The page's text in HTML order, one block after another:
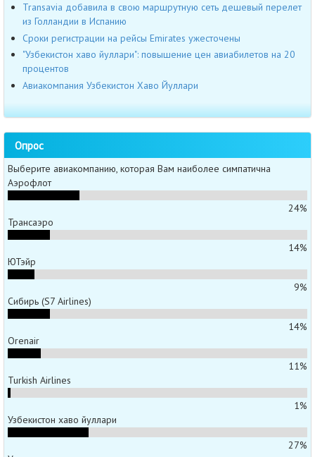
Transavia добавила в свою маршрутную сеть дешевый перелет
из Голландии в Испанию
Сроки регистрации на рейсы Emirates ужесточены
"Узбекистон хаво йуллари": повышение цен авиабилетов на 20
процентов
Авиакомпания Узбекистон Хаво Йуллари
Опрос
Выберите авиакомпанию, которая Вам наиболее симпатична
Аэрофлот
24%
Трансаэро
14%
ЮТэйр
9%
Сибирь (S7 Airlines)
14%
Orenair
11%
Turkish Airlines
1%
Узбекистон хаво йуллари
27%